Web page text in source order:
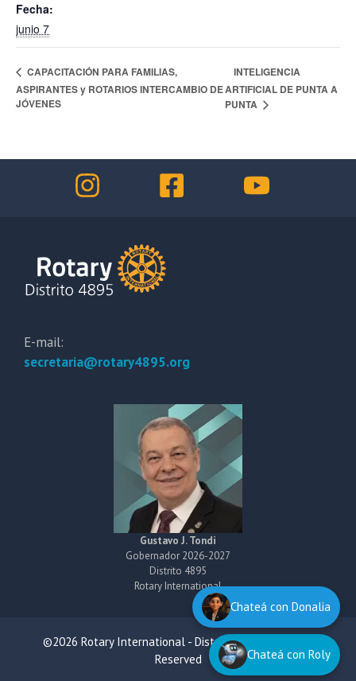
Fecha:
junio 7
CAPACITACIÓN PARA FAMILIAS,
ASPIRANTES y ROTARIOS INTERCAMBIO DE
JÓVENES
INTELIGENCIA
ARTIFICIAL DE PUNTA A
PUNTA
E-mail:
secretaria@rotary4895.org
Gustavo J. Tondi
Gobernador 2026-2027
Distrito 4895
Rotary International
©2026 Rotary International - District 4895 All Rights
Reserved
Chateá con Roly
Chateá con Donalia